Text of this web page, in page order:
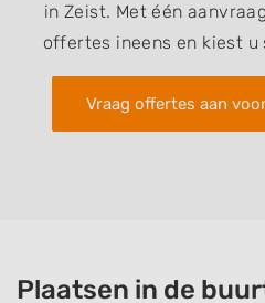
in Zeist. Met één
offertes ineens en kiest u
Vraag offertes aan
Plaatsen in de